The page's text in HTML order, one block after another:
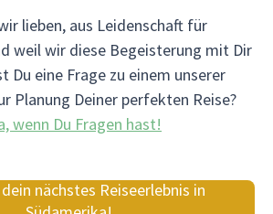
lieben, aus Leidenschaft für
weil wir diese Begeisterung mit Dir
Du eine Frage zu einem unserer
Planung Deiner perfekten Reise?
wenn Du Fragen hast!
nächstes Reiseerlebnis in